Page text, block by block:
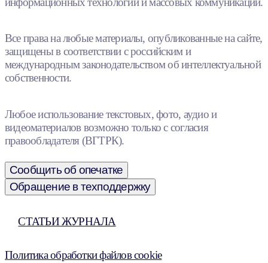
Все права на любые материалы, опубликованные на сайте,
защищены в соответствии с российским и
международным законодательством об интеллектуальной
собственности.
Любое использование текстовых, фото, аудио и
видеоматериалов возможно только с согласия
правообладателя (ВГТРК).
Сообщить об опечатке
Обращение в техподдержку
СТАТЬИ ЖУРНАЛА
Политика обработки файлов cookie